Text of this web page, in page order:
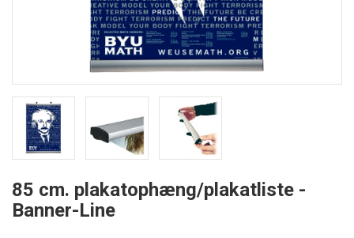
85 cm. plakatophæng/plakatliste -
Banner-Line